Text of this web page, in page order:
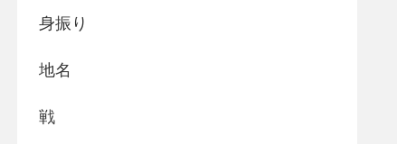
身振り
地名
戦